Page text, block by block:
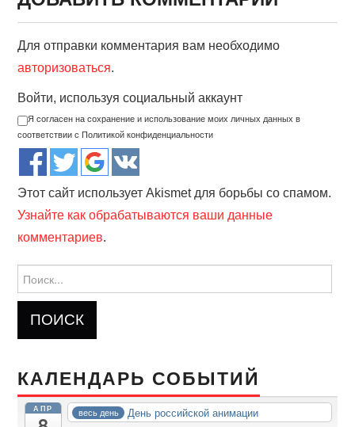
Для отправки комментария вам необходимо
авторизоваться.
Войти, используя социальный аккаунт
Я согласен на сохранение и использование моих личных данных в
соответствии с Политикой конфиденциальности
Этот сайт использует Akismet для борьбы со спамом.
Узнайте как обрабатываются ваши данные
комментариев.
КАЛЕНДАРЬ СОБЫТИЙ
АПР весь день День российской анимации